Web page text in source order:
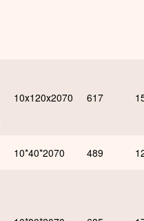
10х120х2070 617
10*40*2070 489